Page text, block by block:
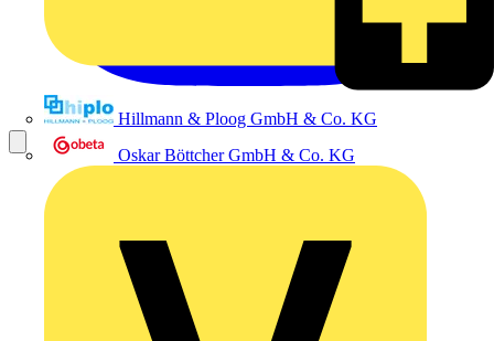
Hillmann & Ploog GmbH & Co. KG
Oskar Böttcher GmbH & Co. KG